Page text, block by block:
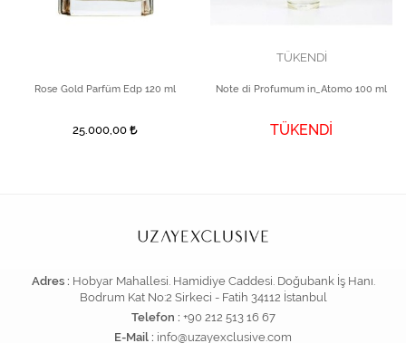
Rose Gold Parfüm Edp 120 ml
25.000,00
TÜKENDİ
Note di Profumum in_Atomo 100 ml
TÜKENDİ
Adres : Hobyar Mahallesi. Hamidiye Caddesi. Doğubank İş Hanı.
Bodrum Kat No:2 Sirkeci - Fatih 34112 İstanbul
Telefon : +90 212 513 16 67
E-Mail : info@uzayexclusive.com